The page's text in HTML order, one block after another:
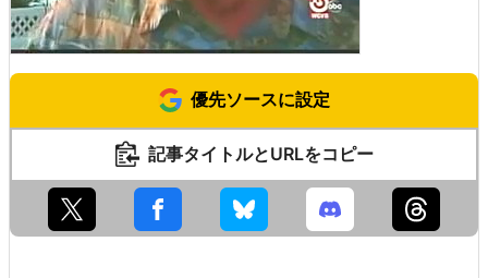
優先ソースに設定
記事タイトルとURLをコピー